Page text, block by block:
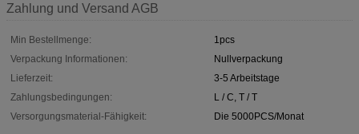
Zahlung und Versand AGB
Min Bestellmenge:
1pcs
Verpackung Informationen:
Nullverpackung
Lieferzeit:
3-5 Arbeitstage
Zahlungsbedingungen:
L / C, T / T
Versorgungsmaterial-Fähigkeit:
Die 5000PCS/Monat